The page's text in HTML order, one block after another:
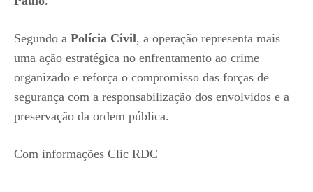
Segundo a Polícia Civil, a operação representa mais
uma ação estratégica no enfrentamento ao crime
organizado e reforça o compromisso das forças de
segurança com a responsabilização dos envolvidos e a
preservação da ordem pública.
Com informações Clic RDC